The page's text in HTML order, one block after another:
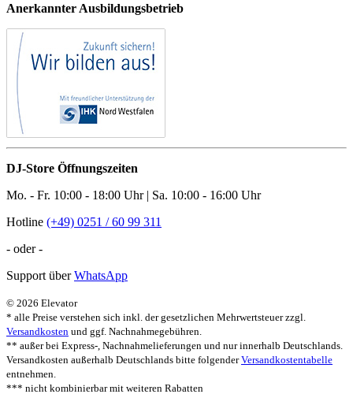
Anerkannter Ausbildungsbetrieb
DJ-Store Öffnungszeiten
Mo. - Fr. 10:00 - 18:00 Uhr | Sa. 10:00 - 16:00 Uhr
Hotline (+49) 0251 / 60 99 311
- oder -
Support überWhatsApp
© 2026 Elevator
* alle Preise verstehen sich inkl. der gesetzlichen Mehrwertsteuer zzgl.
Versandkosten und ggf. Nachnahmegebühren.
** außer bei Express-, Nachnahmelieferungen und nur innerhalb Deutschlands.
Versandkosten außerhalb Deutschlands bitte folgenderVersandkostentabelle
entnehmen.
*** nicht kombinierbar mit weiteren Rabatten